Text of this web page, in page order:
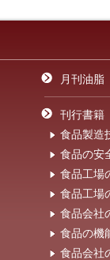
月刊油脂
刊行書籍
食品製造
食品の安
食品工場
食品工場
食品会社
食品の機
食品会社